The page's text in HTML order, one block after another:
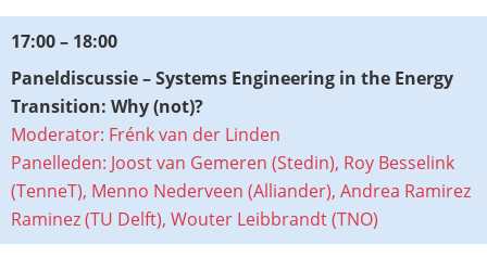
17:00 – 18:00
Paneldiscussie – Systems Engineering in the Energy
Transition: Why (not)?​
Moderator: Frénk van der Linden
Panelleden: Joost van Gemeren (Stedin), Roy Besselink
(TenneT), Menno Nederveen (Alliander), Andrea Ramirez
Raminez (TU Delft), Wouter Leibbrandt(TNO)